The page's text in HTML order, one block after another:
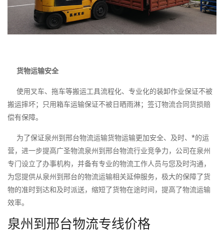
货物运输安全
使用叉车、拖车等搬运工具流程化、专业化的装卸作业保证不被
搬运摔坏；只用箱车运输保证不被日晒雨淋；签订物流合同货损赔
偿有保障。
为了保证泉州到邢台物流运输货物运输更加安全、及时、*的运
营，进一步提高广圣物流泉州到邢台物流行业竞争力，公司在泉州
专门设立了办事机构，并备有专业的物流工作人员与您及时沟通，
为您提供从泉州到邢台的物流运输相关延伸服务，极大的保障了货
物的准时到达和及时派送，缩短了货物在途时间，提高了物流运输
效率。
泉州到邢台物流专线价格